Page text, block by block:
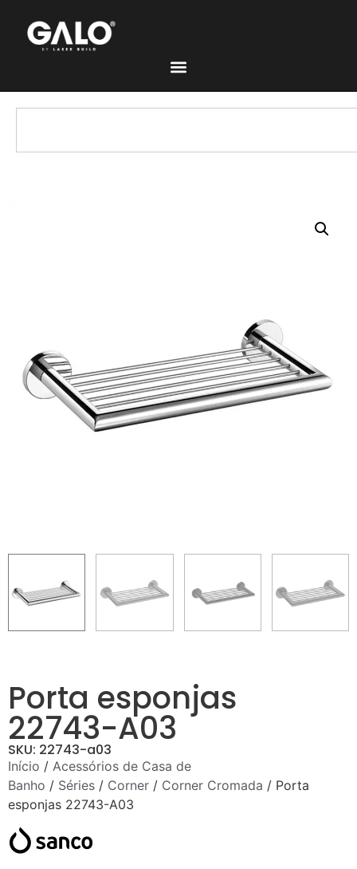
Porta esponjas
22743-A03
SKU: 22743-a03
Início / Acessórios de Casa de
Banho / Séries / Corner / Corner Cromada / Porta
esponjas 22743-A03